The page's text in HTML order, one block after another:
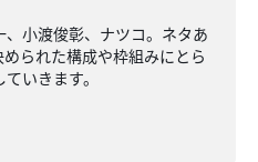
小渡俊彰、ナツコ。ネタあ
られた構成や枠組みにとら
いきます。